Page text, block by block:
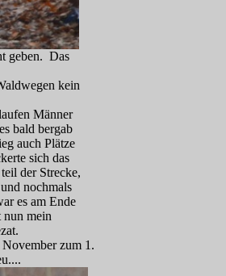
geben. Das
kein
Männer
bald bergab
auch Plätze
sich das
der Strecke,
nochmals
es am Ende
nun mein
zum 1.